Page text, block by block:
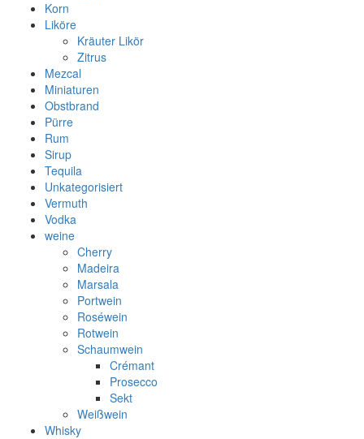
Korn
Liköre
Kräuter Likör
Zitrus
Mezcal
Miniaturen
Obstbrand
Pürre
Rum
Sirup
Tequila
Unkategorisiert
Vermuth
Vodka
weine
Cherry
Madeira
Marsala
Portwein
Roséwein
Rotwein
Schaumwein
Crémant
Prosecco
Sekt
Weißwein
Whisky